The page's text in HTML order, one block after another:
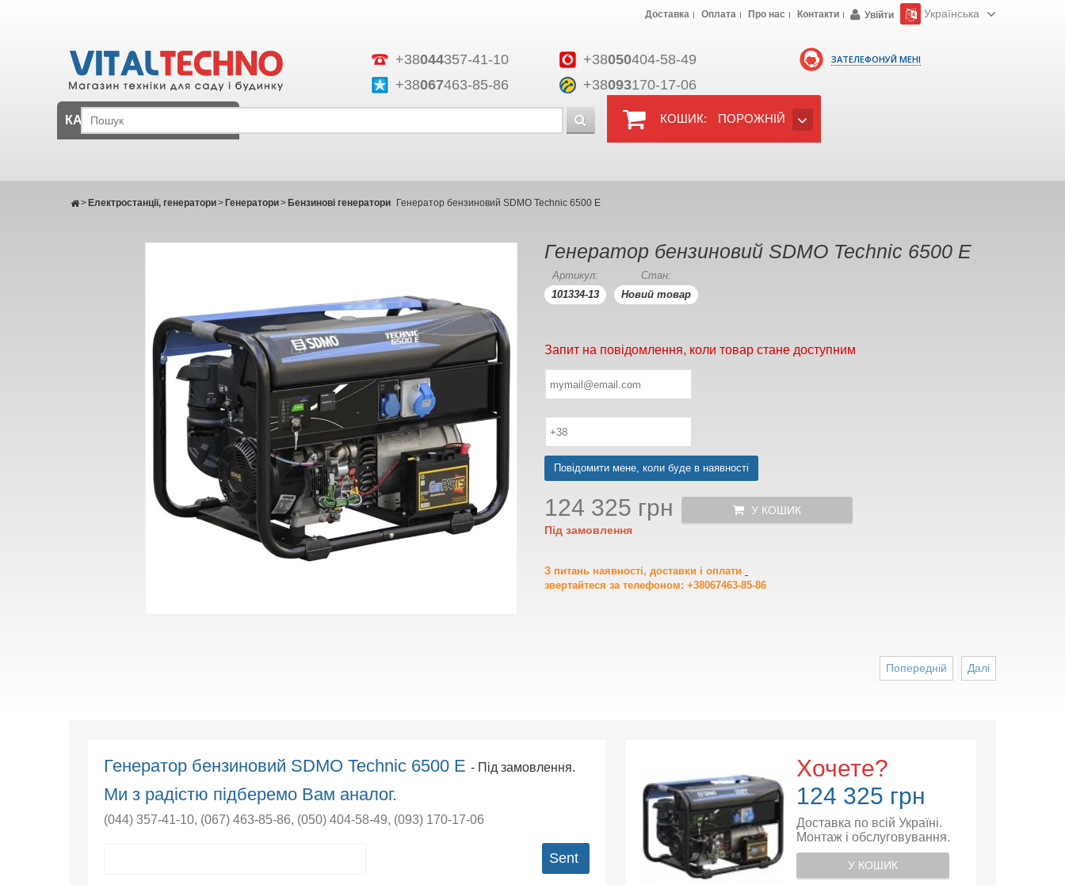
ЗАТЕЛЕФОНУЙ МЕНІ
+38044357-41-10 +38050404-58-49
+38067463-85-86 +38093170-17-06
Доставка Оплата Про нас Контакти Увійти Українська
КОШИК: ПОРОЖНІЙ
КАТАЛОГ
Електростанції, генератори
> Генератори
> Бензинові генератори
> Генератор бензиновий SDMO Techniс 6500 Е
Генератор бензиновий SDMO Techniс 6500 Е
Артикул:
101334-13
Стан:
Новий товар
Запит на повідомлення, коли товар стане доступним
Повідомити мене, коли буде в наявності
124 325 грн
Під замовлення
У КОШИК
З питань наявності, доставки і оплати
звертайтеся за телефоном: +38067463-85-86
Далі
Попередній
Генератор бензиновий SDMO Techniс 6500 Е- Під замовлення.
Ми з радістю підберемо Вам аналог.
(044) 357-41-10, (067) 463-85-86, (050) 404-58-49, (093) 170-17-06
Sent
Хочете?
124 325 грн
Доставка по всій Україні.
Монтаж і обслуговування.
У КОШИК